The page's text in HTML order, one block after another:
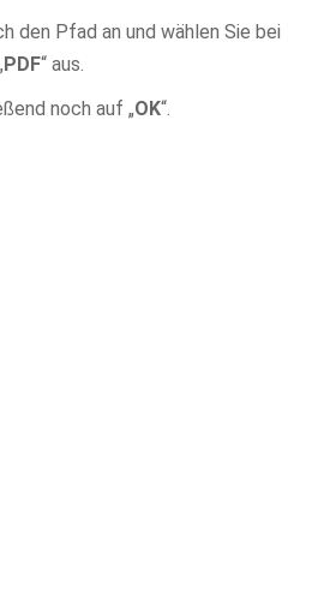
den Pfad an und wählen Sie bei
PDF“ aus.
noch auf „OK“.